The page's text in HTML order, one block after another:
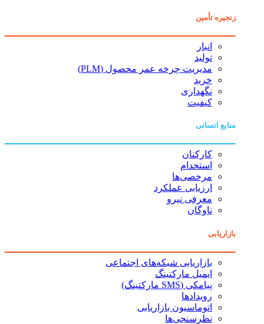
زنجیره تأمین
انبار
تولید
مدیریت چرخه عمر محصول (PLM)
خرید
نگهداری
کیفیت
منابع انسانی
کارکنان
استخدام
مرخصی‌ها
ارزیابی عملکرد
معرفی نیرو
ناوگان
بازاریابی
بازاریابی شبکه‌های اجتماعی
ایمیل مارکتینگ
پیامکی (SMS مارکتینگ)
رویدادها
اتوماسیون بازاریابی
نظرسنجی‌ها